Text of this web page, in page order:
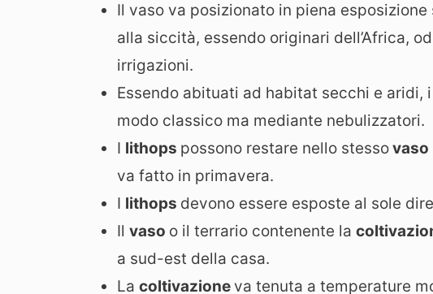
Il vaso va posizionato in piena
alla siccità, essendo originari dell’Africa,
irrigazioni.
Essendo abituati ad habitat secchi e aridi, i
modo classico ma mediante nebulizzatori.
I lithops possono restare nello stessovaso
va fatto in primavera.
I lithops devono essere esposte al sole
Il vaso o il terrario contenente la
a sud-est della casa.
La coltivazione va tenuta a temperature